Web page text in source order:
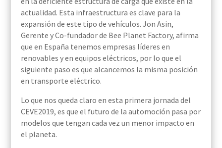
actualidad. Esta infraestructura es clave para la
expansión de este tipo de vehículos. Jon Asin,
Gerente y Co-fundador de Bee Planet Factory, afirma
que en España tenemos empresas líderes en
renovables y en equipos eléctricos, por lo que el
siguiente paso es que alcancemos la misma posición
en transporte eléctrico.
Lo que nos queda claro en esta primera jornada del
CEVE2019, es que el futuro de la automoción pasa por
modelos que tengan cada vez un menor impacto en
el planeta.